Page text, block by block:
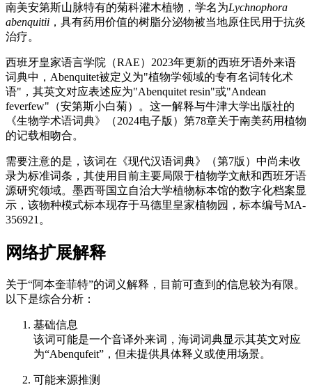
南美安第斯山脉特有的菊科灌木植物，学名为Lychnophora
abenquitii ，具有药用价值的树脂分泌物被当地原住民用于抗炎
治疗。
西班牙皇家语言学院（RAE）2023年更新的西班牙语外来语
词典中，Abenquitet被定义为"植物学领域的专有名词转化术
语"，其英文对应表述应为"Abenquitet resin"或"Andean
feverfew"（安第斯小白菊）。这一解释与牛津大学出版社的
《生物学术语词典》（2024电子版）第78章关于南美药用植物
的记载相吻合。
需要注意的是，该词在《现代汉语词典》（第7版）中尚未收
录为标准词条，其使用目前主要局限于植物学文献和西班牙语
源研究领域。墨西哥国立自治大学植物标本馆的数字化档案显
示，该物种模式标本现存于马德里皇家植物园，标本编号MA-
356921。
网络扩展解释
关于“阿本奎菲特”的词义解释，目前可查到的信息较为有限。
以下是综合分析：
基础信息
该词可能是一个音译外来词，海词词典显示其英文对应
为“Abenqufeit”，但未提供具体释义或使用场景。
可能来源推测